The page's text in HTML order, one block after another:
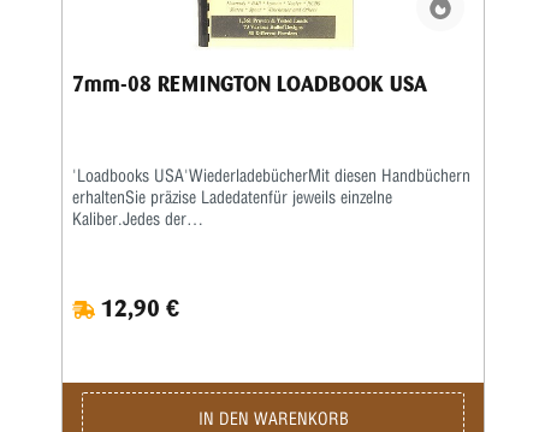
7mm-08 REMINGTON LOADBOOK USA
'Loadbooks USA'WiederladebücherMit diesen Handbüchern
erhaltenSie präzise Ladedatenfür jeweils einzelne
Kaliber.Jedes der
Accurate,Aliant, Hodgdon, Hornady, IMR, Lyman,
Nosler,RCBS, Sierra, Speer und Winchester.
Oberfläche flach aufliegen.Photokopiequalität. Softcover.
12,90 €
IN DEN WARENKORB